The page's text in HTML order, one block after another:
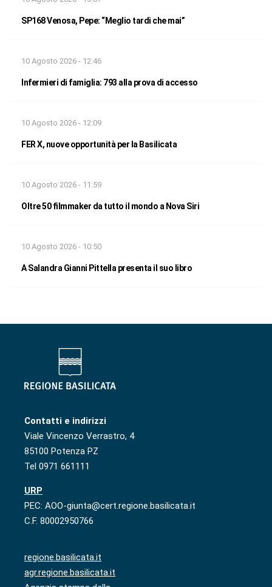
SP168 Venosa, Pepe: “Meglio tardi che mai”
10 Agosto 2026 - 12:46
Infermieri di famiglia: 793 alla prova di accesso
10 Agosto 2026 - 12:09
FER X, nuove opportunità per la Basilicata
10 Agosto 2026 - 11:59
Oltre 50 filmmaker da tutto il mondo a Nova Siri
10 Agosto 2026 - 10:50
A Salandra Gianni Pittella presenta il suo libro
Contatti e indirizzi
Viale Vincenzo Verrastro, 4
85100 Potenza PZ
Tel 0971 661111
URP
PEC: AOO-giunta@cert.regione.basilicata.it
C.F. 80002950766
regione.basilicata.it
agr.regione.basilicata.it